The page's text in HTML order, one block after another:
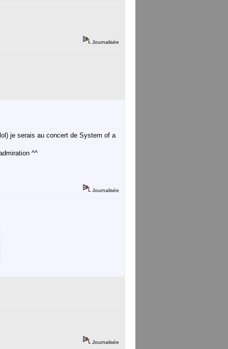
Journalisée
je serais au concert de System of a
^^
Journalisée
Journalisée